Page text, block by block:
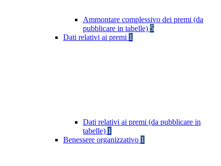
Ammontare complessivo dei premi (da
pubblicare in tabelle) 5
Dati relativi ai premi 1
Dati relativi ai premi (da pubblicare in
tabelle) 1
Benessere organizzativo 1